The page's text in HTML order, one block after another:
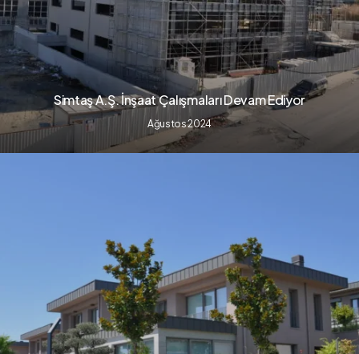
Simtaş A.Ş. İnşaat Çalışmaları Devam Ediyor
Ağustos 2024